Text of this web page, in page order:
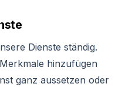
Dienste ständig.
hinzufügen
ganz aussetzen oder